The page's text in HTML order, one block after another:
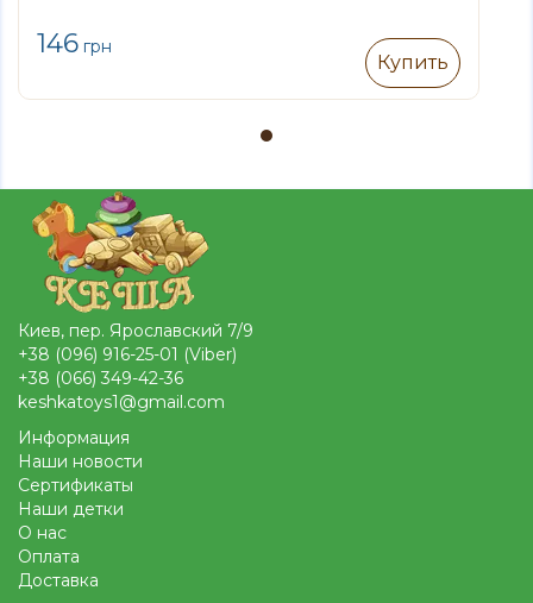
146 грн
Купить
Киев, пер. Ярославский 7/9
+38 (096) 916-25-01 (Viber)
+38 (066) 349-42-36
keshkatoys1@gmail.com
Информация
Наши новости
Сертификаты
Наши детки
О нас
Оплата
Доставка